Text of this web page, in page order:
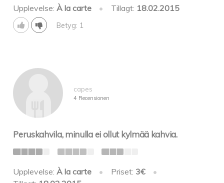
Upplevelse:À la carte • Tillagt: 18.02.2015
Betyg: 1
capes
4 Recensionen
Peruskahvila, minulla ei ollut kylmää kahvia.
Upplevelse:À la carte • Priset: 3€
•